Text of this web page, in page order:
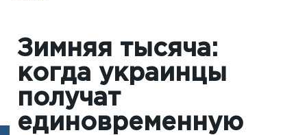
Зимняя тысяча:
когда украинцы
получат
единовременную